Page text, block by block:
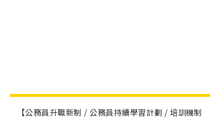
【公務員升職新制 / 公務員持續學習計劃 / 培訓機制